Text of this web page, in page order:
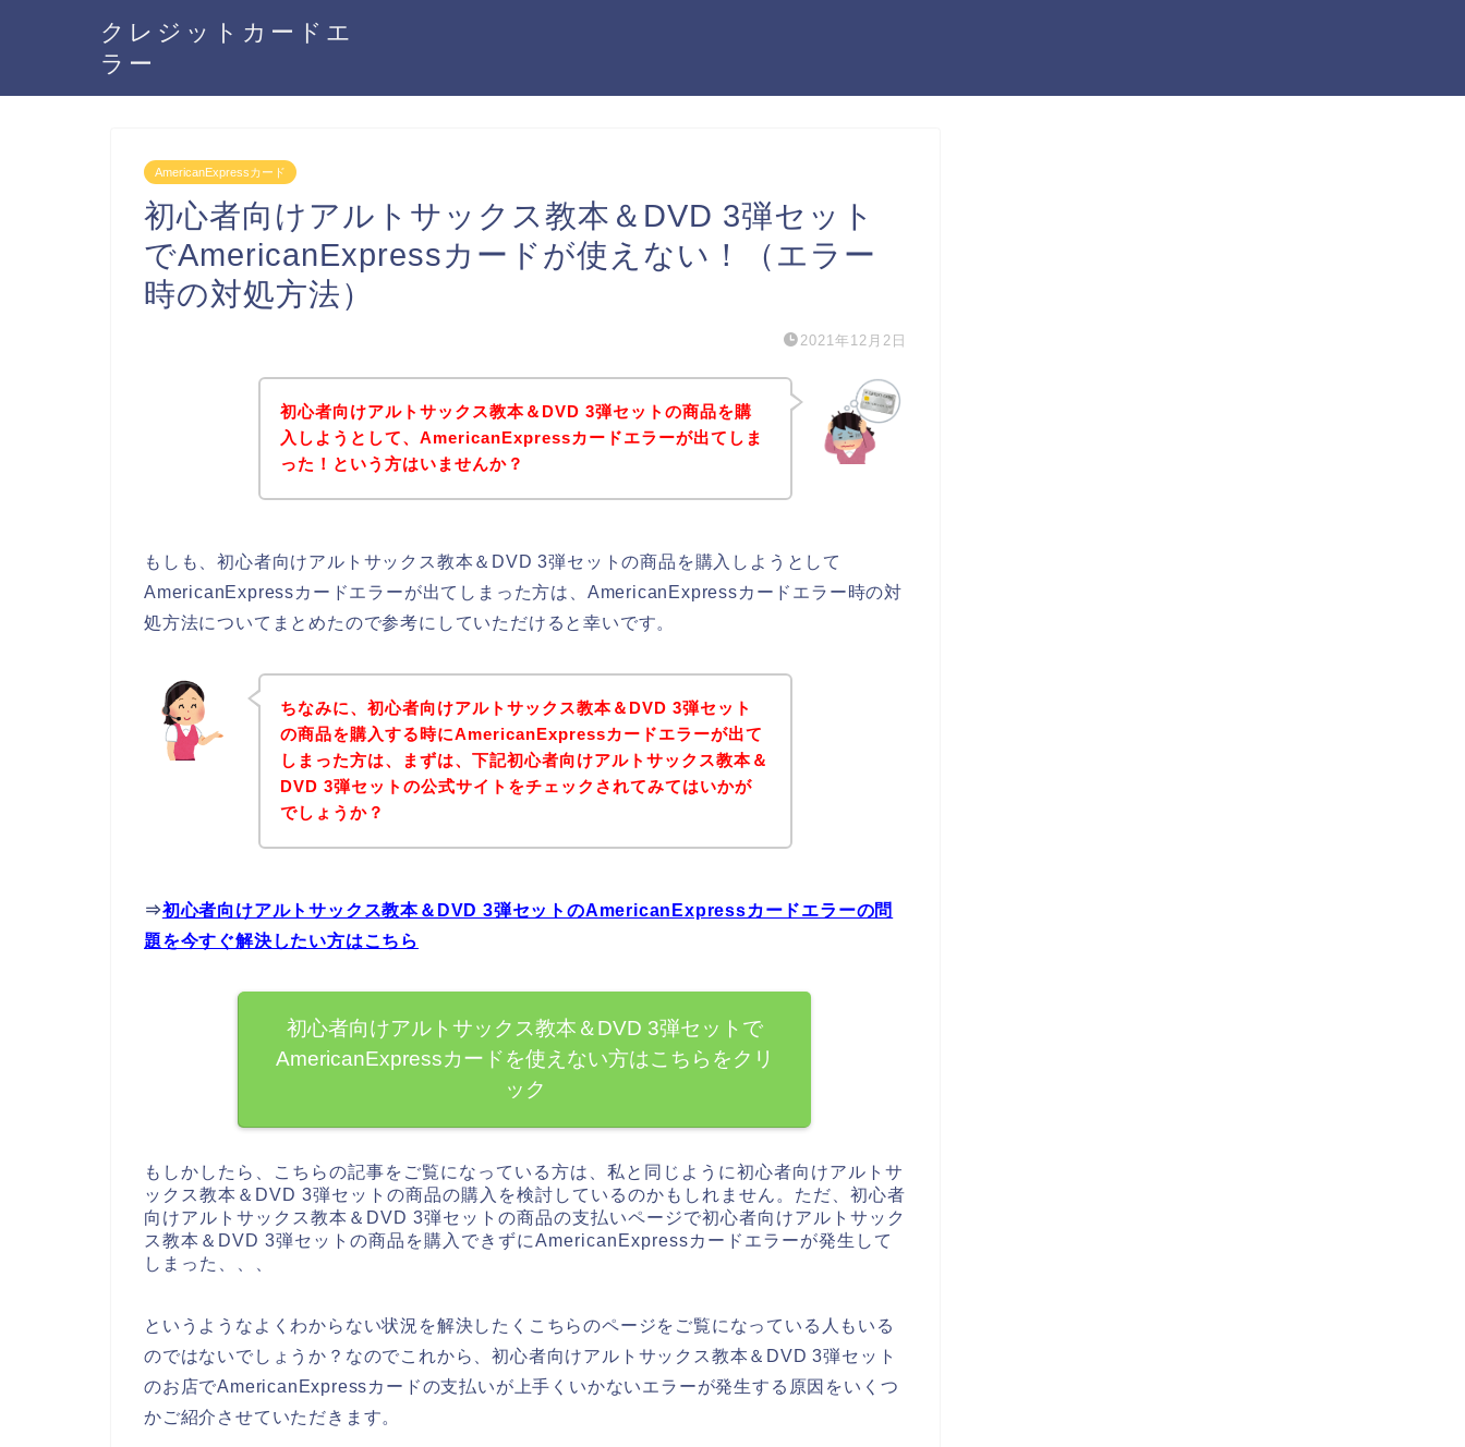
クレジットカードエ
ラー
AmericanExpressカード
初心者向けアルトサックス教本＆DVD 3弾セット
でAmericanExpressカードが使えない！（エラー
時の対処方法）
2021年12月2日
初心者向けアルトサックス教本＆DVD 3弾セットの商品を購
入しようとして、AmericanExpressカードエラーが出てしま
った！という方はいませんか？
もしも、初心者向けアルトサックス教本＆DVD 3弾セットの商品を購入しようとして
AmericanExpressカードエラーが出てしまった方は、AmericanExpressカードエラー時の対
処方法についてまとめたので参考にしていただけると幸いです。
ちなみに、初心者向けアルトサックス教本＆DVD 3弾セット
の商品を購入する時にAmericanExpressカードエラーが出て
しまった方は、まずは、下記初心者向けアルトサックス教本＆
DVD 3弾セットの公式サイトをチェックされてみてはいかが
でしょうか？
⇒初心者向けアルトサックス教本＆DVD 3弾セットのAmericanExpressカードエラーの問
題を今すぐ解決したい方はこちら
初心者向けアルトサックス教本＆DVD 3弾セットで
AmericanExpressカードを使えない方はこちらをクリ
ック
もしかしたら、こちらの記事をご覧になっている方は、私と同じように初心者向けアルトサ
ックス教本＆DVD 3弾セットの商品の購入を検討しているのかもしれません。ただ、初心者
向けアルトサックス教本＆DVD 3弾セットの商品の支払いページで初心者向けアルトサック
ス教本＆DVD 3弾セットの商品を購入できずにAmericanExpressカードエラーが発生して
しまった、、、
というようなよくわからない状況を解決したくこちらのページをご覧になっている人もいる
のではないでしょうか？なのでこれから、初心者向けアルトサックス教本＆DVD 3弾セット
のお店でAmericanExpressカードの支払いが上手くいかないエラーが発生する原因をいくつ
かご紹介させていただきます。